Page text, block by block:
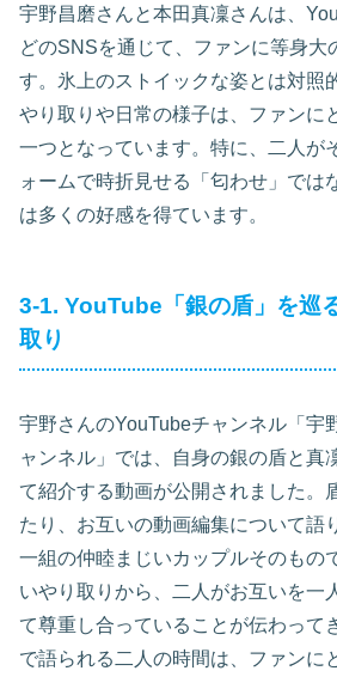
宇野昌磨さんと本田真凜さんは、
どのSNSを通じて、ファンに等身大
す。氷上のストイックな姿とは対照
やり取りや日常の様子は、ファンに
一つとなっています。特に、二人が
ォームで時折見せる「匂わせ」では
は多くの好感を得ています。
3-1. YouTube「銀の盾」を巡
取り
宇野さんのYouTubeチャンネル「宇
ャンネル」では、自身の銀の盾と真
て紹介する動画が公開されました。
たり、お互いの動画編集について語
一組の仲睦まじいカップルそのもの
いやり取りから、二人がお互いを一
て尊重し合っていることが伝わって
で語られる二人の時間は、ファンに